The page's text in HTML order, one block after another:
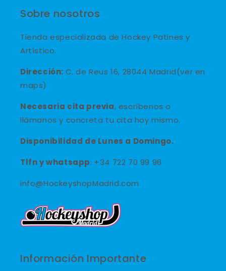
Sobre nosotros
Tienda especializada de Hockey Patines y
Artístico.
Dirección: C. de Reus 16, 28044 Madrid(ver en
maps)
Necesaria cita previa, escríbenos o
llámanos y concreta tu cita hoy mismo.
Disponibilidad de Lunes a Domingo.
Tlfn ywhatsapp: +34 722 70 99 96
info@HockeyshopMadrid.com
Información Importante